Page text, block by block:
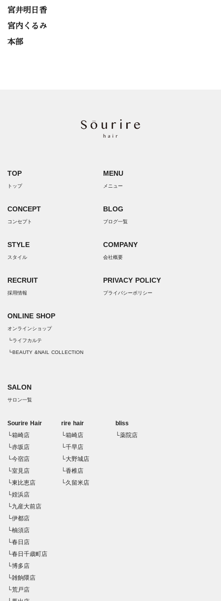
宮井明日香
宮内くるみ
本部
TOP
トップ
CONCEPT
コンセプト
STYLE
スタイル
RECRUIT
採用情報
ONLINE SHOP
オンラインショップ
┗ライフカルテ
┗BEAUTY &NAIL COLLECTION
MENU
メニュー
BLOG
ブログ一覧
COMPANY
会社概要
PRIVACY POLICY
プライバシーポリシー
SALON
サロン一覧
Sourire Hair
└箱崎店
└赤坂店
└今宿店
└室見店
└東比恵店
└姪浜店
└九産大前店
└伊都店
└柚須店
└春日店
└春日千歳町店
└博多店
└雑餉隈店
└荒戸店
rire hair
└箱崎店
└千早店
└大野城店
└香椎店
└久留米店
bliss
└薬院店